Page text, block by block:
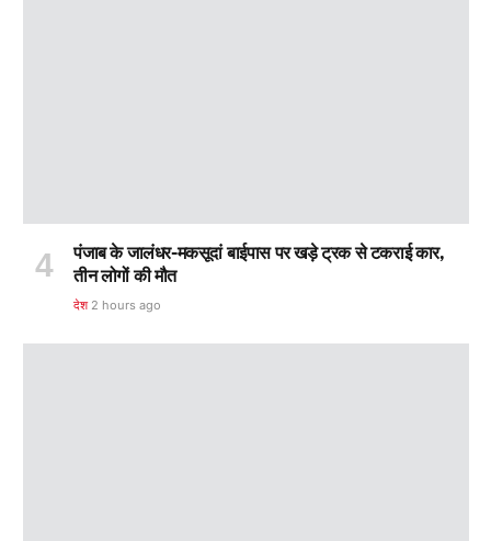
पंजाब के जालंधर-मकसूदां बाईपास पर खड़े ट्रक से टकराई कार,
तीन लोगों की मौत
देश 2 hours ago